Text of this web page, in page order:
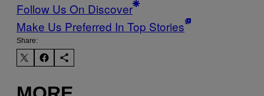
Follow Us On Discover
Make Us Preferred In Top Stories
Share: